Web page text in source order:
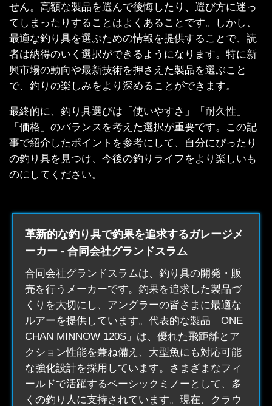
せん。高額な製品を選んで後悔したり、選び方に迷っ
てしまったりすることはよくあることです。しかし、
最適な釣り具を選ぶための情報を提供することで、読
者は納得のいく選択ができるようになります。特に新
興市場の動向や最新技術を押さえた製品を選ぶこと
で、釣りの楽しみをより深めることができます。
最終的に、釣り具選びは「使いやすさ」「耐久性」
「価格」のバランスを考えた選択が重要です。この記
事で紹介したポイントを参考にして、自分にぴったり
の釣り具を見つけ、今後の釣りライフをより楽しいも
のにしてください。
革新的な釣り具で釣果を追求するガレージメ
ーカー - 合同会社グランドスラム
合同会社グランドスラムは、 釣り具の開発・販
売を行うメーカーです。釣果を追求した製品づ
くりを大切にし、アングラーの皆さまに最適な
ルアーを提供しています。代表的な製品「ONE
CHAN MINNOW 120S」は、優れた飛距離とア
クション性能を兼ね備え、大型魚にも対応可能
な強化設計を採用しています。さまざまなフィ
ールドで活躍するベーシックミノーとして、多
くの釣り人に支持されています。現在、クラウ